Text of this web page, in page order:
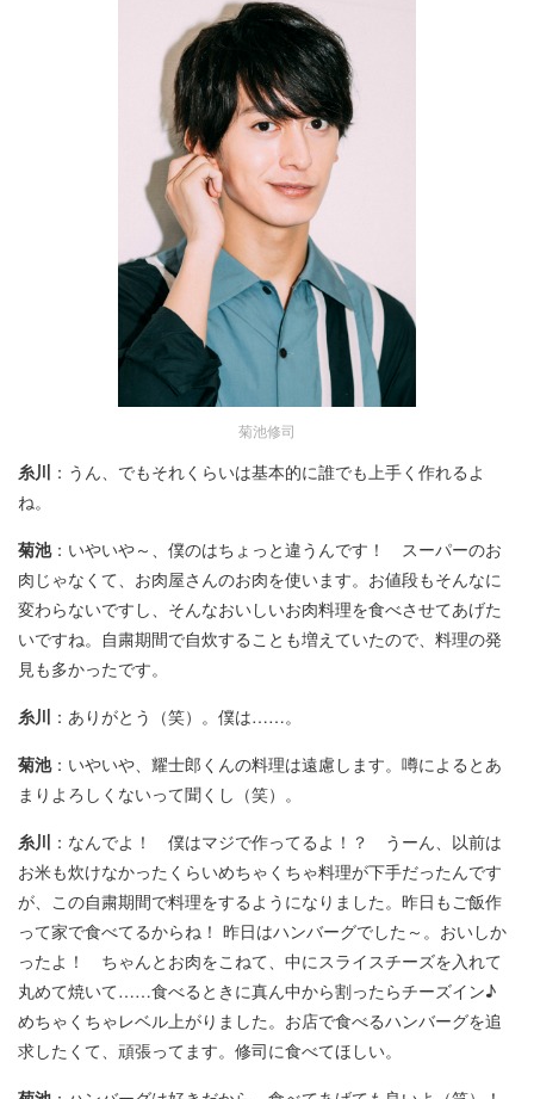
菊池修司
糸川 ：うん、でもそれくらいは基本的に誰でも上手く作れるよ
ね。
菊池：いやいや～、僕のはちょっと違うんです！ スーパーのお
肉じゃなくて、お肉屋さんのお肉を使います。お値段もそんなに
変わらないですし、そんなおいしいお肉料理を食べさせてあげた
いですね。自粛期間で自炊することも増えていたので、料理の発
見も多かったです。
糸川 ：ありがとう（笑）。僕は……。
菊池：いやいや、耀士郎くんの料理は遠慮します。噂によるとあ
まりよろしくないって聞くし（笑）。
糸川 ：なんでよ！ 僕はマジで作ってるよ！？ うーん、以前は
お米も炊けなかったくらいめちゃくちゃ料理が下手だったんです
が、この自粛期間で料理をするようになりました。昨日もご飯作
って家で食べてるからね！ 昨日はハンバーグでした～。おいしか
ったよ！ ちゃんとお肉をこねて、中にスライスチーズを入れて
丸めて焼いて……食べるときに真ん中から割ったらチーズイン♪
めちゃくちゃレベル上がりました。お店で食べるハンバーグを追
求したくて、頑張ってます。修司に食べてほしい。